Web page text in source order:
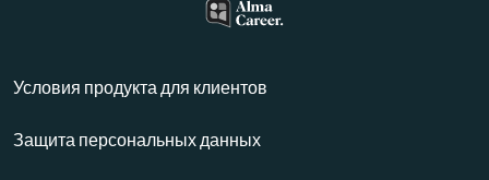
Условия продукта для клиентов
Защита персональных данных